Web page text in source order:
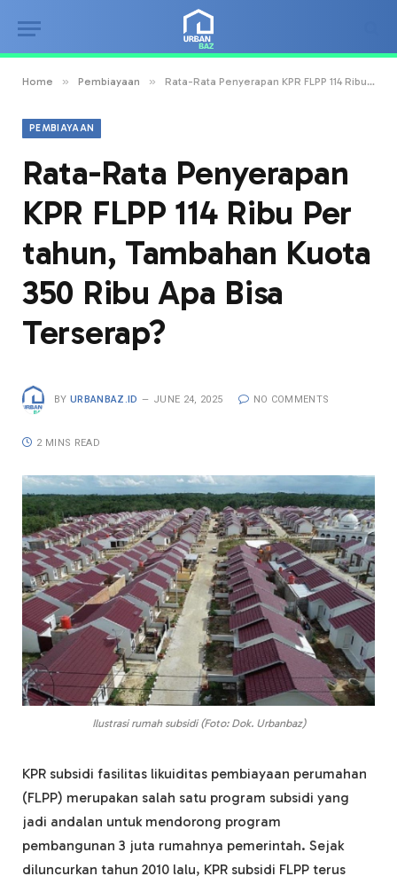
Home » Pembiayaan » Rata-Rata Penyerapan KPR FLPP 114 Ribu Per tahun, Tambahan Kuota 350 Ribu Apa Bisa Terserap?
PEMBIAYAAN
Rata-Rata Penyerapan
KPR FLPP 114 Ribu Per
tahun, Tambahan Kuota
350 Ribu Apa Bisa
Terserap?
BY URBANBAZ.ID JUNE 24, 2025 NO COMMENTS
2 MINS READ
Ilustrasi rumah subsidi (Foto: Dok. Urbanbaz)
KPR subsidi fasilitas likuiditas pembiayaan perumahan
(FLPP) merupakan salah satu program subsidi yang
jadi andalan untuk mendorong program
pembangunan 3 juta rumahnya pemerintah. Sejak
diluncurkan tahun 2010 lalu, KPR subsidi FLPP terus